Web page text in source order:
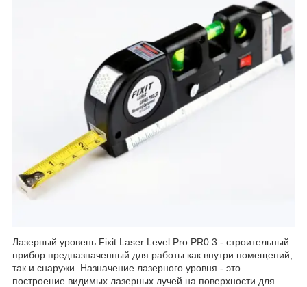
Лазерный уровень Fixit Laser Level Pro PR0 3 - строительный
прибор предназначенный для работы как внутри помещений,
так и снаружи. Назначение лазерного уровня - это
построение видимых лазерных лучей на поверхности для